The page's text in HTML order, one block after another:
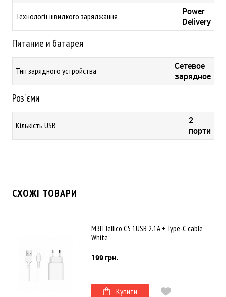
Технології швидкого заряджання
Power
Delivery
Питание и батарея
Тип зарядного устройства
Сетевое
зарядное
Роз'єми
Кількість USB
2
порти
СХОЖІ ТОВАРИ
МЗП Jellico C5 1USB 2.1A + Type-C cable
White
199 грн.
Купити